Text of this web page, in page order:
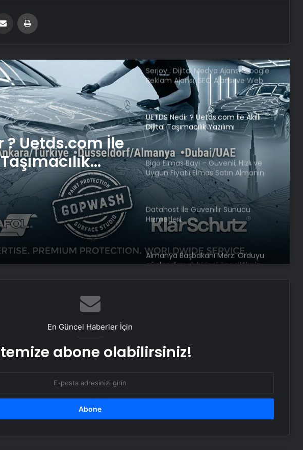
Email'den paylaş
? Uetds.com İle
Serjoy : Dijital Medya Ajansı, Google
Reklam Ajansı, SEO Ajansı ve Web
Tasarım Ajansı
UETDS Nedir ? Uetds.com İle Akıllı
Dijital Taşımacılık Yazılımı
Bigo Elmas Bayi – Güvenli, Hızlı ve
Uygun Fiyatlı Elmas Satın Almanın
Yeni Adresi
Datahost İle Güvenilir Sunucu
Hizmetleri
Almanya Başbakanı Merz: Orduyu
güçlendirmek birinci önceliğimiz
Fidan’dan İstanbul zirvesi
açıklaması: Hâlâ kesin format
En Güncel Haberler İçin
abone olabilirsiniz!